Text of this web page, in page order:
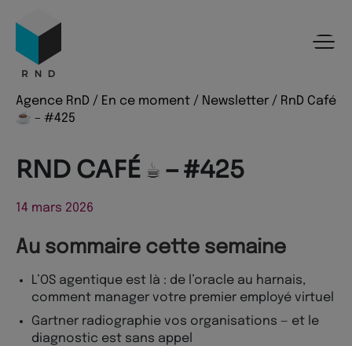
Recherche
Pied de page
Agence RnD / En ce moment / Newsletter / RnD Café
☕️ – #425
RND CAFÉ ☕️ – #425
14 mars 2026
Au sommaire cette semaine
L’OS agentique est là : de l’oracle au harnais,
comment manager votre premier employé virtuel
Gartner radiographie vos organisations — et le
diagnostic est sans appel